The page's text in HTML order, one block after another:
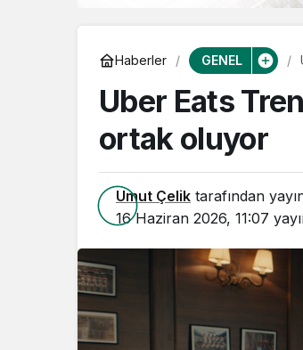
Haberler GENEL
Uber Eats
ortak oluyor
Umut Çelik tarafından
16 Haziran 2026, 11:07